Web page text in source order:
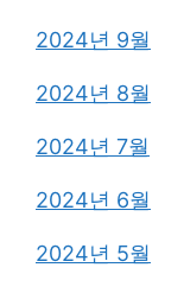
2024년 9월
2024년 8월
2024년 7월
2024년 6월
2024년 5월